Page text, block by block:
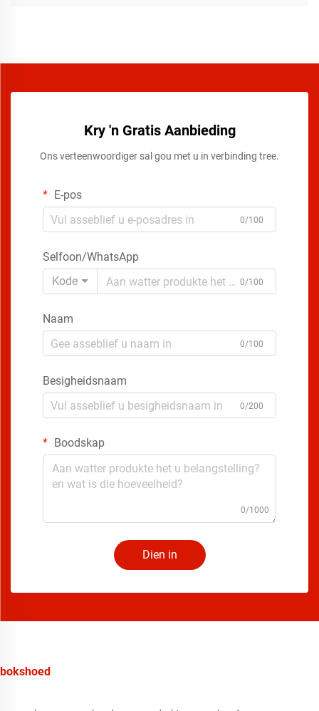
Kry 'n Gratis Aanbieding
Ons verteenwoordiger sal gou met u in verbinding tree.
E-pos
0/100
Selfoon/WhatsApp
Kode
0/100
Naam
0/100
Besigheidsnaam
0/200
Boodskap
0/1000
Dien in
bokshoed